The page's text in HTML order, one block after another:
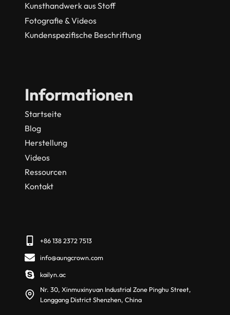
Kunsthandwerk aus Stoff
Fotografie & Videos
Kundenspezifische Beschriftung
Informationen
Startseite
Blog
Herstellung
Videos
Ressourcen
Kontakt
+86 138 2372 7513
info@aungcrown.com
kailyn.ac
Nr. 30, Xinmuxinyuan Industrial Zone Pinghu Street,
Longgang District Shenzhen, China